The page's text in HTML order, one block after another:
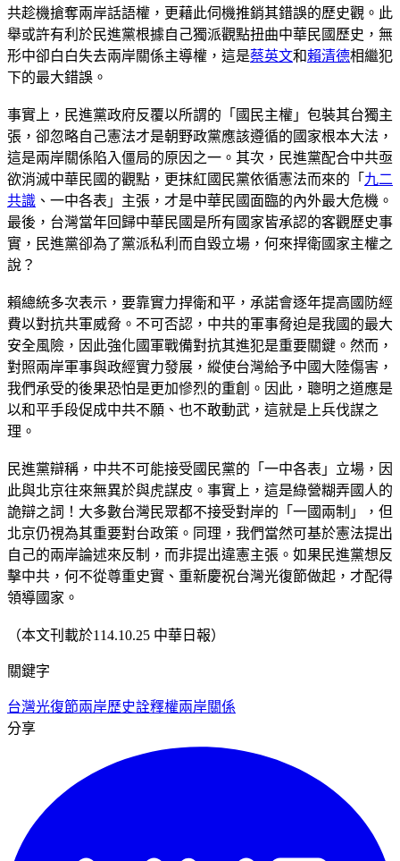
共趁機搶奪兩岸話語權，更藉此伺機推銷其錯誤的歷史觀。此
舉或許有利於民進黨根據自己獨派觀點扭曲中華民國歷史，無
形中卻白白失去兩岸關係主導權，這是蔡英文和賴清德相繼犯
下的最大錯誤。
事實上，民進黨政府反覆以所謂的「國民主權」包裝其台獨主
張，卻忽略自己憲法才是朝野政黨應該遵循的國家根本大法，
這是兩岸關係陷入僵局的原因之一。其次，民進黨配合中共亟
欲消滅中華民國的觀點，更抹紅國民黨依循憲法而來的「 九二
共識 、一中各表」主張，才是中華民國面臨的內外最大危機。
最後，台灣當年回歸中華民國是所有國家皆承認的客觀歷史事
實，民進黨卻為了黨派私利而自毀立場，何來捍衛國家主權之
說？
賴總統多次表示，要靠實力捍衛和平，承諾會逐年提高國防經
費以對抗共軍威脅。不可否認，中共的軍事脅迫是我國的最大
安全風險，因此強化國軍戰備對抗其進犯是重要關鍵。然而，
對照兩岸軍事與政經實力發展，縱使台灣給予中國大陸傷害，
我們承受的後果恐怕是更加慘烈的重創。因此，聰明之道應是
以和平手段促成中共不願、也不敢動武，這就是上兵伐謀之
理。
民進黨辯稱，中共不可能接受國民黨的「一中各表」立場，因
此與北京往來無異於與虎謀皮。事實上，這是綠營糊弄國人的
詭辯之詞！大多數台灣民眾都不接受對岸的「一國兩制」，但
北京仍視為其重要對台政策。同理，我們當然可基於憲法提出
自己的兩岸論述來反制，而非提出違憲主張。如果民進黨想反
擊中共，何不從尊重史實、重新慶祝台灣光復節做起，才配得
領導國家。
（本文刊載於114.10.25 中華日報）
關鍵字
台灣光復節兩岸歷史詮釋權兩岸關係
分享